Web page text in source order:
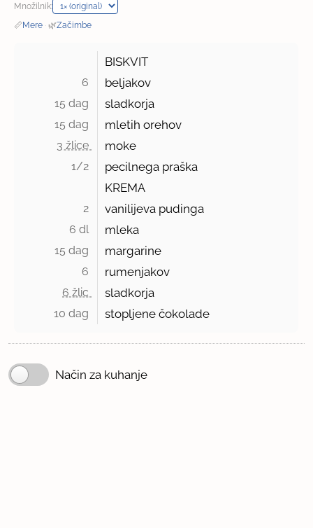
Množilnik:
📏Mere · 🌿Začimbe
BISKVIT
6 beljakov
15 dag sladkorja
15 dag mletih orehov
3 žlice moke
1/2
pecilnega praška
KREMA
2 vanilijeva pudinga
6 dl mleka
15 dag margarine
6 rumenjakov
6 žlic sladkorja
10 dag stopljene čokolade
Način za kuhanje